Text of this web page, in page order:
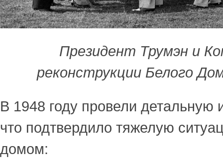
Президент Трумэн и
реконструкции Белого
В 1948 году провели детальную
что подтвердило тяжелую
домом: